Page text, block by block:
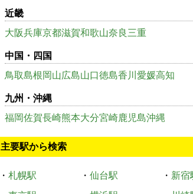
近畿
大阪兵庫京都滋賀和歌山奈良 三重
中国・四国
鳥取島根岡山広島山口徳島香川 愛媛高知
九州・沖縄
福岡佐賀長崎熊本大分宮崎鹿児島沖縄
主要駅から検索
・ 札幌駅 ・ 仙台駅 ・ 新宿